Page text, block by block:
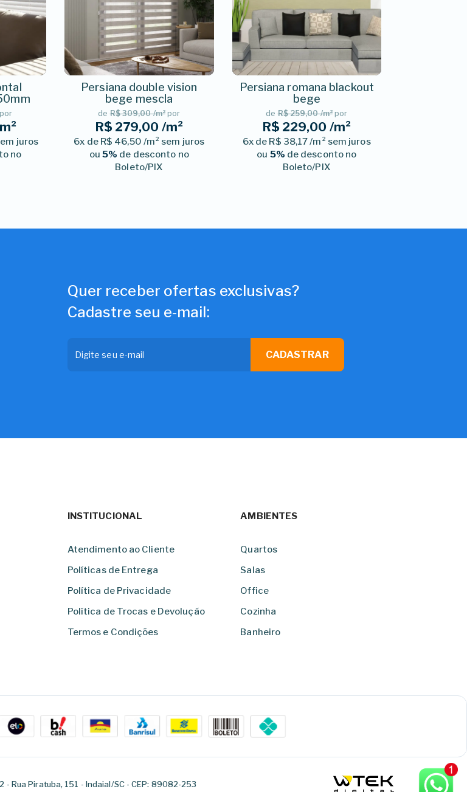
juros
no
Persiana double vision
bege mescla
deR$ 309,00 /m²por
R$ 279,00 /m²
6x de R$ 46,50 /m² sem juros
ou5% de desconto no
Boleto/PIX
Persiana romana blackout
bege
deR$ 259,00 /m²por
R$ 229,00 /m²
6x de R$ 38,17 /m² sem juros
ou 5% de desconto no
Boleto/PIX
Quer receber ofertas exclusivas?
Cadastre seu e-mail:
CADASTRAR
INSTITUCIONAL
Atendimento ao Cliente
Políticas de Entrega
Política de Privacidade
Política de Trocas e Devolução
Termos e Condições
AMBIENTES
Quartos
Salas
Office
Cozinha
Banheiro
Rua Piratuba, 151 - Indaial/SC - CEP: 89082-253